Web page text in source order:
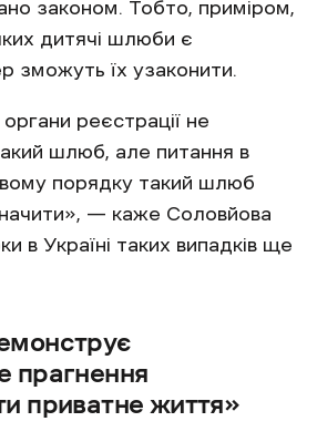
законом. Тобто, приміром,
дитячі шлюби є
зможуть їх узаконити.
реєстрації не
шлюб, але питання в
порядку такий шлюб
— каже Соловйова
в Україні таких випадків ще
прагнення
приватне життя»